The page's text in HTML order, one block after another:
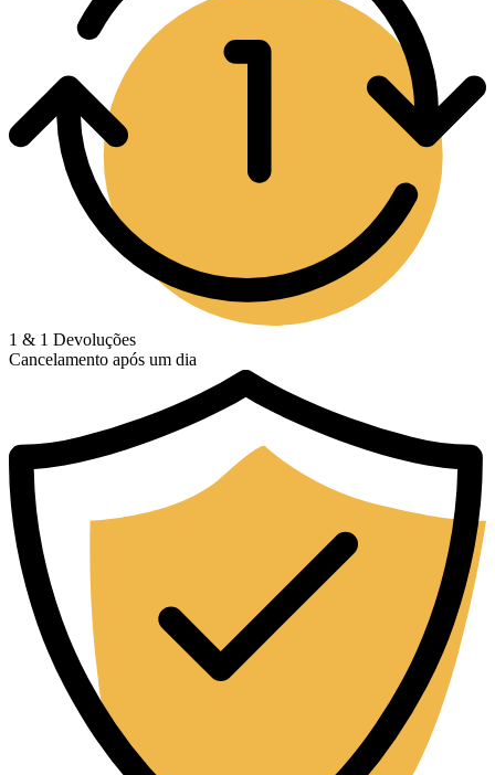
1 & 1 Devoluções
Cancelamento após um dia